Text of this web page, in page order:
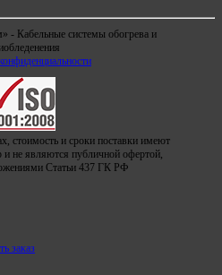
- Кабельные системы обогрева и
стоимость и сроки поставки имеют
не являются публичной офертой,
Статьи 437 ГК РФ
заказ